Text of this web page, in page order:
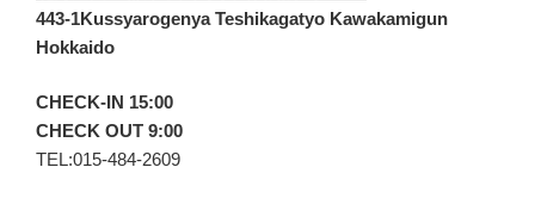
443-1Kussyarogenya Teshikagatyo Kawakamigun
Hokkaido
CHECK-IN 15:00
CHECK OUT 9:00
TEL:015-484-2609